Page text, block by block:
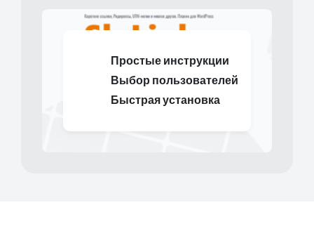
Простые инструкции
Выбор пользователей
Быстрая установка